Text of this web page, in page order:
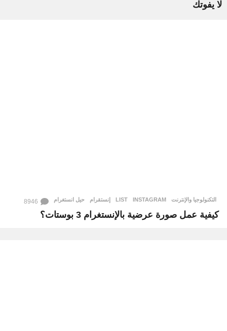
لا يفوتك
التكنولوجيا والإنترنت INSTAGRAM
,
LIST
,
إنستقرام ,
حيل انستغرام 8946
كيفية عمل صورة عرضية بالإنستغرام 3 بوستات؟